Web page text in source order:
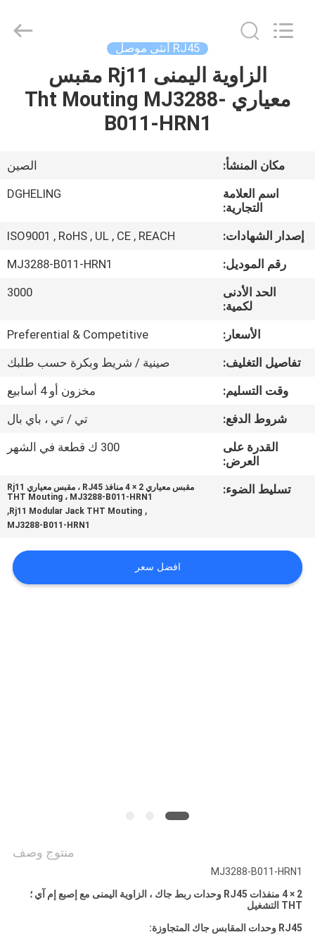
الصفحة
الرئيسية
معلومات
جولة
مراقبة
الجودة
اتصل
اطلب
خريطة
الموقع
RJ45 أنثى موصل
الزاوية اليمنى Rj11 مقبس
معياري Tht Mouting MJ3288-
B011-HRN1
مكان المنشأ:
الصين
اسم العلامة
التجارية:
DGHELING
إصدار الشهادات:
ISO9001 , RoHS , UL , CE , REACH
رقم الموديل:
MJ3288-B011-HRN1
الحد الأدنى
لكمية:
3000
الأسعار:
Preferential & Competitive
تفاصيل التغليف:
صينية / شريط وبكرة حسب طلبك
وقت التسليم:
مخزون أو 4 أسابيع
شروط الدفع:
تي / تي ، باي بال
القدرة على
العرض:
300 ك قطعة في الشهر
تسليط الضوء:
مقبس معياري 2 × 4 منافذ RJ45 ، مقبس معياري Rj11
THT Mouting ، MJ3288-B011-HRN1
,
Rj11 Modular Jack THT Mouting
,
MJ3288-B011-HRN1
افضل سعر
منتوج وصف
MJ3288-B011-HRN1
2 × 4 منفذات RJ45 وحدات ربط جاك ، الزاوية اليمنى مع إصبع إم آي ؛
THT التشغيل
RJ45 وحدات المقابس جاك المتجاوزة: